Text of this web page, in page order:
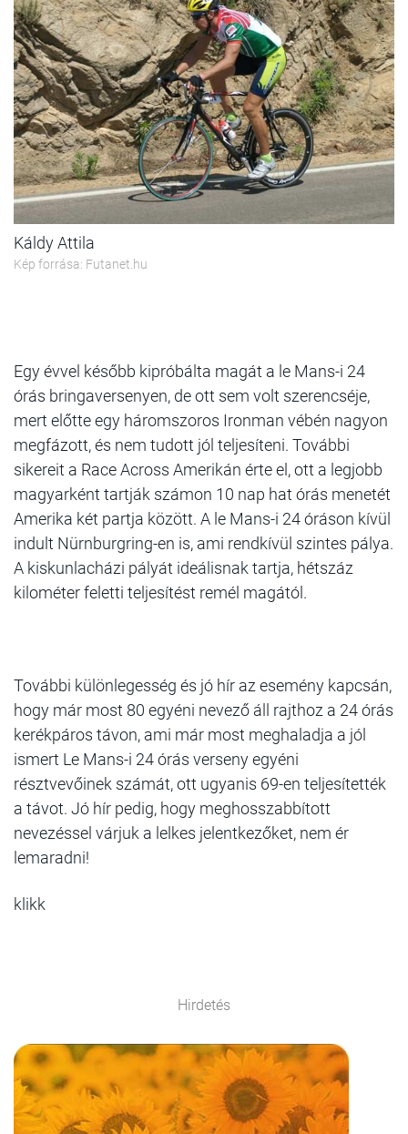
Káldy Attila
Kép forrása: Futanet.hu
Egy évvel később kipróbálta magát a le Mans-i 24
órás bringaversenyen, de ott sem volt szerencséje,
mert előtte egy háromszoros Ironman vébén nagyon
megfázott, és nem tudott jól teljesíteni. További
sikereit a Race Across Amerikán érte el, ott a legjobb
magyarként tartják számon 10 nap hat órás menetét
Amerika két partja között. A le Mans-i 24 óráson kívül
indult Nürnburgring-en is, ami rendkívül szintes pálya.
A kiskunlacházi pályát ideálisnak tartja, hétszáz
kilométer feletti teljesítést remél magától.
További különlegesség és jó hír az esemény kapcsán,
hogy már most 80 egyéni nevező áll rajthoz a 24 órás
kerékpáros távon, ami már most meghaladja a jól
ismert Le Mans-i 24 órás verseny egyéni
résztvevőinek számát, ott ugyanis 69-en teljesítették
a távot. Jó hír pedig, hogy meghosszabbított
nevezéssel várjuk a lelkes jelentkezőket, nem ér
lemaradni!
klikk
Hirdetés